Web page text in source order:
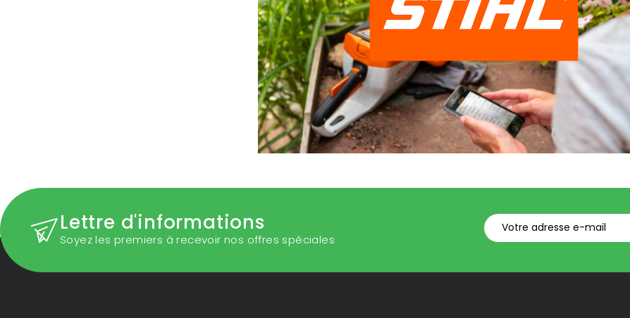
Lettre d'informations
Soyez les premiers à recevoir nos offres spéciales